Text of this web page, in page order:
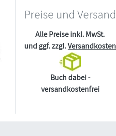
Preise und Versand
Alle Preise inkl. MwSt.
und ggf. zzgl.Versandkosten
Buch dabei -
versandkostenfrei